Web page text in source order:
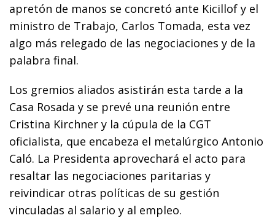
apretón de manos se concretó ante Kicillof y el
ministro de Trabajo, Carlos Tomada, esta vez
algo más relegado de las negociaciones y de la
palabra final.
Los gremios aliados asistirán esta tarde a la
Casa Rosada y se prevé una reunión entre
Cristina Kirchner y la cúpula de la CGT
oficialista, que encabeza el metalúrgico Antonio
Caló. La Presidenta aprovechará el acto para
resaltar las negociaciones paritarias y
reivindicar otras políticas de su gestión
vinculadas al salario y al empleo.